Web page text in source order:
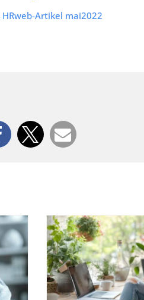
HRweb-Artikel mai2022